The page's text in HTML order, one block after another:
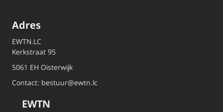
Adres
EWTN.LC
Kerkstraat 95
5061 EH Oisterwijk
Contact: bestuur@ewtn.lc
EWTN